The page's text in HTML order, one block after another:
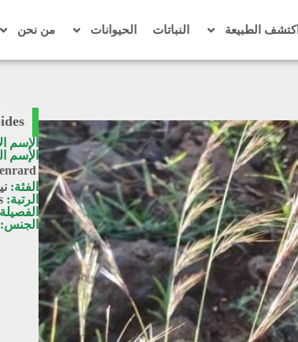
اكتشف الطبيعة النباتات الحيوانات من نحن
الإسم
الإسم
الفئة:
الرتبة:
الجنس: